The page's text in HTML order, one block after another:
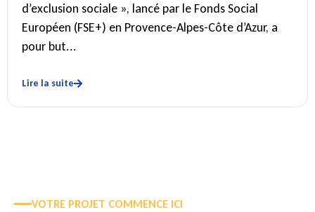
d’exclusion sociale », lancé par le Fonds Social
Européen (FSE+) en Provence-Alpes-Côte d’Azur, a
pour but...
Lire la suite
VOTRE PROJET COMMENCE ICI